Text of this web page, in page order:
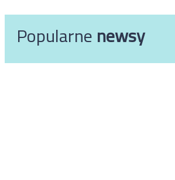
Popularnenewsy